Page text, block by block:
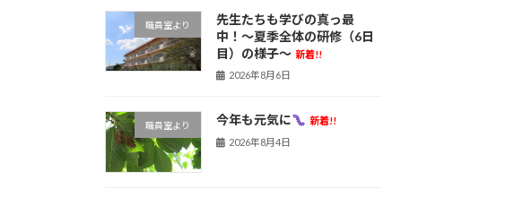
職員室より
先生たちも学びの真っ最
中！〜夏季全体の研修（6日
目）の様子〜 新着!!
2026年8月6日
職員室より 今年も元気に
新着!!
2026年8月4日